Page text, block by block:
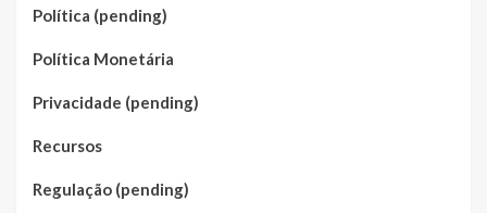
Política (pending)
Política Monetária
Privacidade (pending)
Recursos
Regulação (pending)